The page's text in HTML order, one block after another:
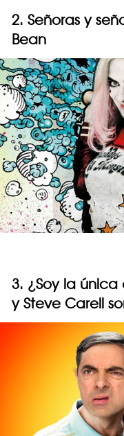
2. Señoras y
Bean
3. ¿Soy la
y Steve Carell